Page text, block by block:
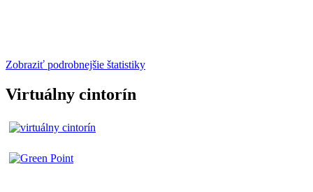
Zobraziť podrobnejšie štatistiky
Virtuálny cintorín